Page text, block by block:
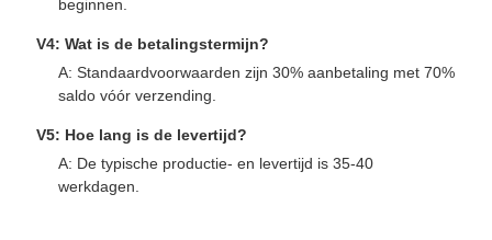
beginnen.
V4: Wat is de betalingstermijn?
A: Standaardvoorwaarden zijn 30% aanbetaling met 70%
saldo vóór verzending.
V5: Hoe lang is de levertijd?
A: De typische productie- en levertijd is 35-40
werkdagen.